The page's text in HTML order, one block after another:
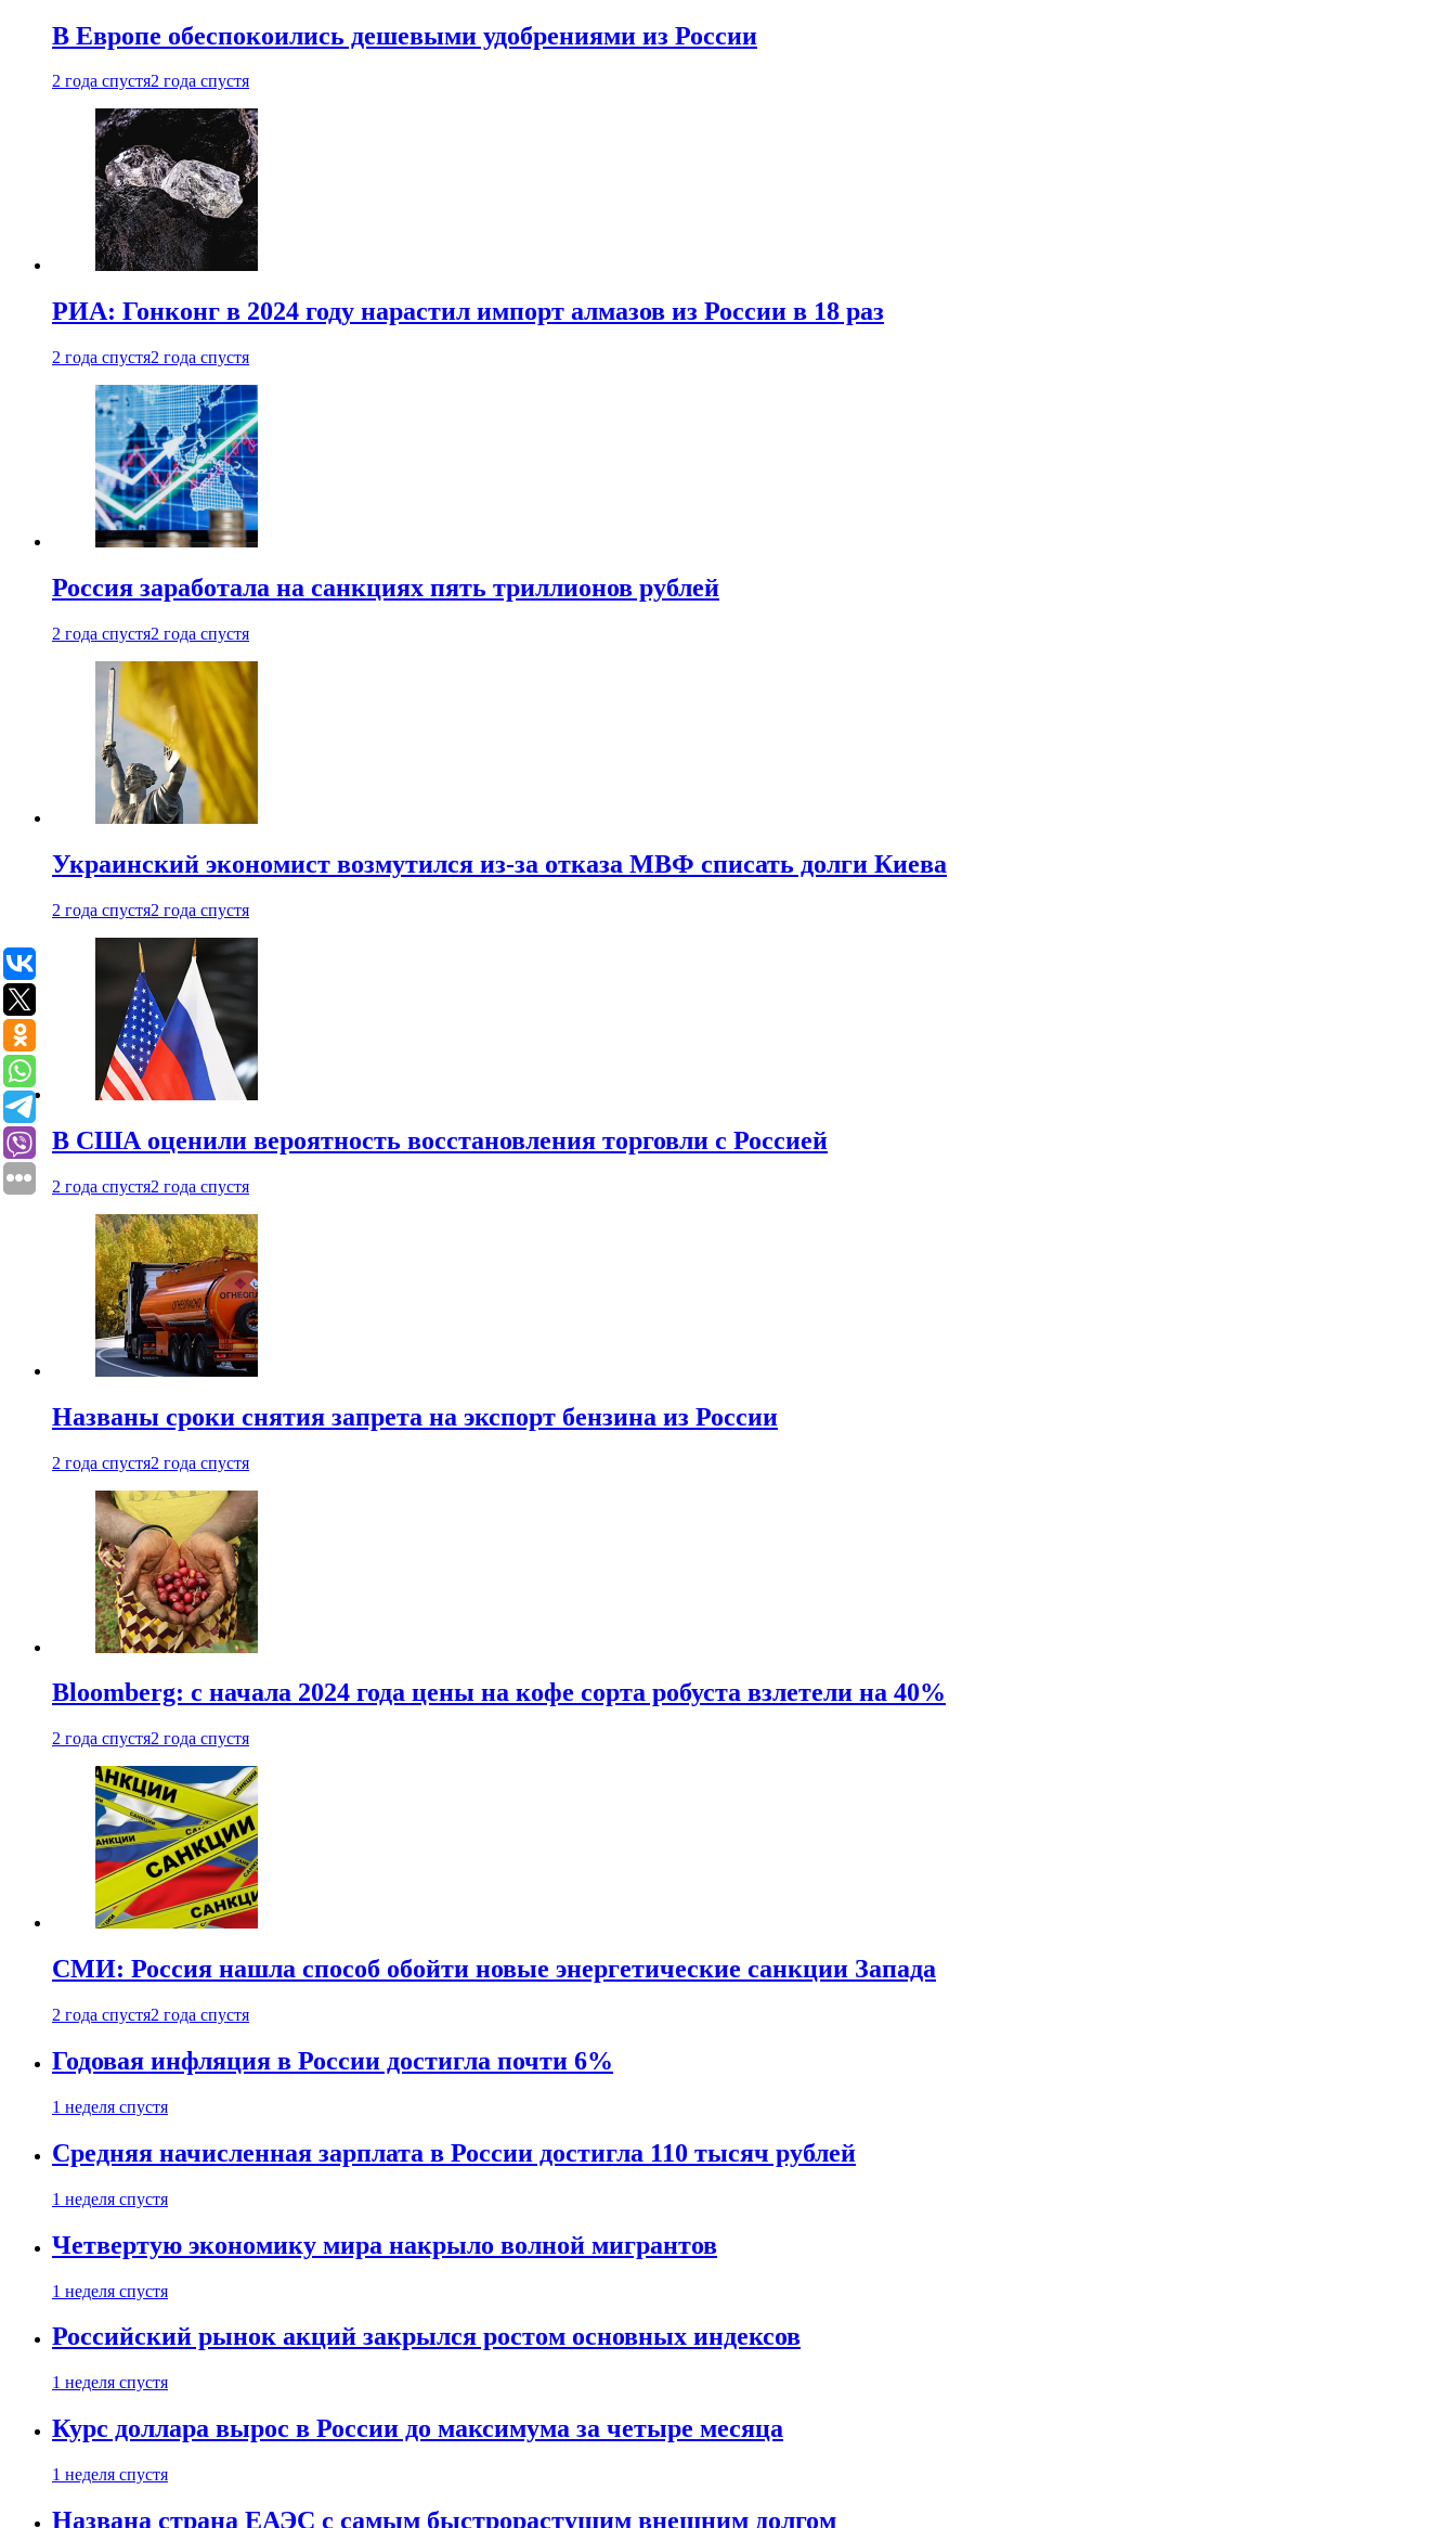
В Европе обеспокоились дешевыми удобрениями из России
2 года спустя2 года спустя
РИА: Гонконг в 2024 году нарастил импорт алмазов из России в 18 раз
2 года спустя2 года спустя
Россия заработала на санкциях пять триллионов рублей
2 года спустя2 года спустя
Украинский экономист возмутился из-за отказа МВФ списать долги Киева
2 года спустя2 года спустя
В США оценили вероятность восстановления торговли с Россией
2 года спустя2 года спустя
Названы сроки снятия запрета на экспорт бензина из России
2 года спустя2 года спустя
Bloomberg: с начала 2024 года цены на кофе сорта робуста взлетели на 40%
2 года спустя2 года спустя
СМИ: Россия нашла способ обойти новые энергетические санкции Запада
2 года спустя2 года спустя
Годовая инфляция в России достигла почти 6%
1 неделя спустя
Средняя начисленная зарплата в России достигла 110 тысяч рублей
1 неделя спустя
Четвертую экономику мира накрыло волной мигрантов
1 неделя спустя
Российский рынок акций закрылся ростом основных индексов
1 неделя спустя
Курс доллара вырос в России до максимума за четыре месяца
1 неделя спустя
Названа страна ЕАЭС с самым быстрорастущим внешним долгом